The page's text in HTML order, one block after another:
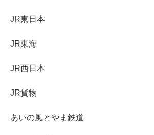
JR東日本
JR東海
JR西日本
JR貨物
あいの風とやま鉄道